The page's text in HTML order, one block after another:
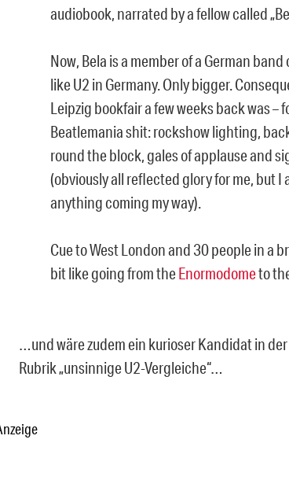
audiobook, narrated by a fellow called
Now, Bela is a member of a German
like U2 in Germany. Only bigger.
Leipzig bookfair a few weeks back was –
Beatlemania shit: rockshow lighting,
round the block, gales of applause and
(obviously all reflected glory for me, but I
anything coming my way).
Cue to West London and 30 people in a
bit like going from theEnormodometo
…und wäre zudem ein kurioser Kandidat in
Rubrik „unsinnige U2-Vergleiche“…